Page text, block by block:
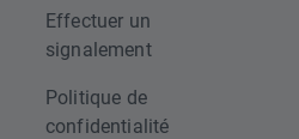
Effectuer un
signalement
Politique de
confidentialité